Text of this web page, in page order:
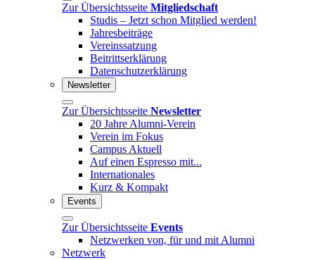
Zur Übersichtsseite Mitgliedschaft
Studis – Jetzt schon Mitglied werden!
Jahresbeiträge
Vereinssatzung
Beitrittserklärung
Datenschutzerklärung
Newsletter
Zur Übersichtsseite Newsletter
20 Jahre Alumni-Verein
Verein im Fokus
Campus Aktuell
Auf einen Espresso mit...
Internationales
Kurz & Kompakt
Events
Zur Übersichtsseite Events
Netzwerken von, für und mit Alumni
Netzwerk